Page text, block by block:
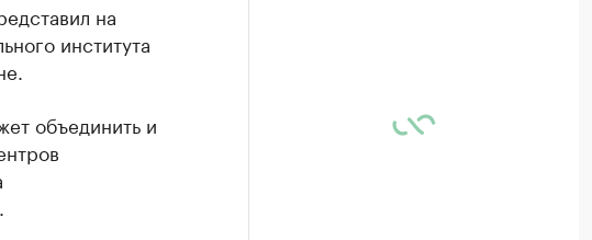
на
института
объединить и